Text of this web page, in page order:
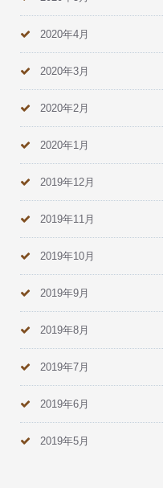
2020年4月
2020年3月
2020年2月
2020年1月
2019年12月
2019年11月
2019年10月
2019年9月
2019年8月
2019年7月
2019年6月
2019年5月